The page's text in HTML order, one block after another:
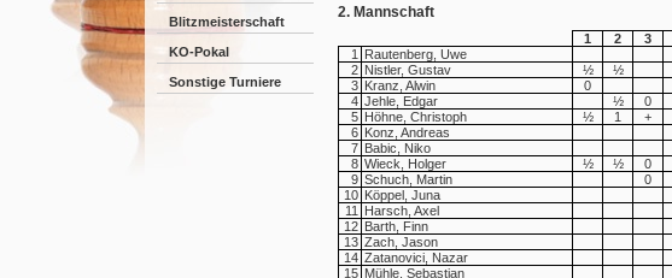
Blitzmeisterschaft
KO-Pokal
Sonstige Turniere
2. Mannschaft
1 2 3
1
Rautenberg, Uwe
2 Nistler, Gustav ½ ½
3 Kranz, Alwin 0
4 Jehle, Edgar ½ 0
5 Höhne, Christoph ½ 1 +
6 Konz, Andreas
7 Babic, Niko
8 Wieck, Holger ½ ½ 0
9 Schuch, Martin 0
10 Köppel, Juna
11
Harsch, Axel
12 Barth, Finn
13 Zach, Jason
14 Zatanovici, Nazar
15 Mühle, Sebastian